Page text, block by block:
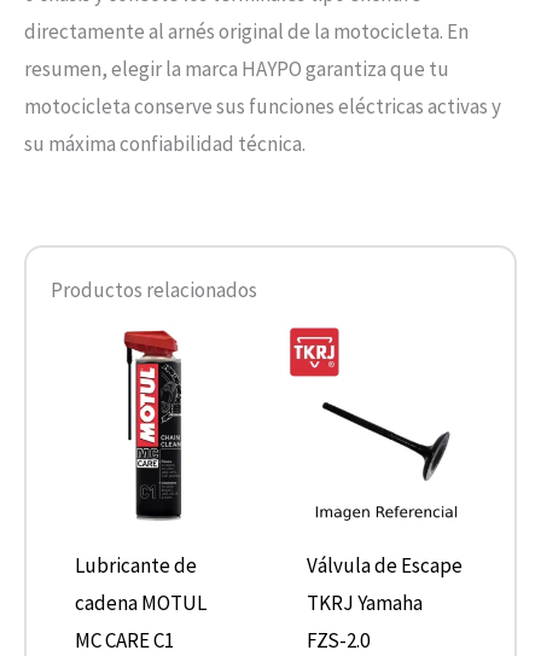
directamente al arnés original de la motocicleta. En
resumen, elegir la marca HAYPO garantiza que tu
motocicleta conserve sus funciones eléctricas activas y
su máxima confiabilidad técnica.
Productos relacionados
Lubricante de
cadena MOTUL
MC CARE C1
Válvula de Escape
TKRJ Yamaha
FZS-2.0